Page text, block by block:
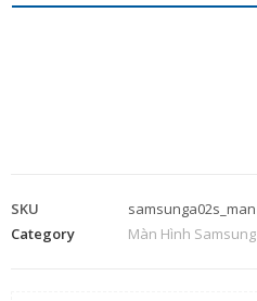
SKU
samsunga02s_man
Category
Màn Hình Samsung